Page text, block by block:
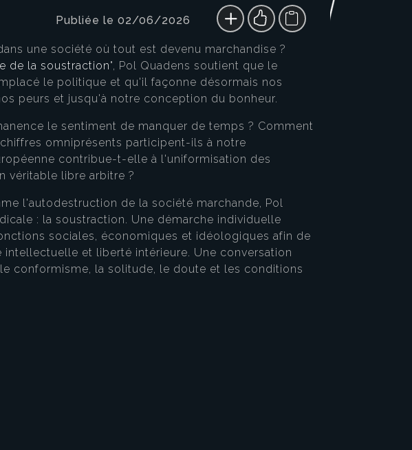
Publiée le 02/06/2026
une société où tout est devenu marchandise ?
de la soustraction", Pol Quadens soutient que le
le politique et qu'il façonne désormais nos
peurs et jusqu'à notre conception du bonheur.
le sentiment de manquer de temps ? Comment
omniprésents participent-ils à notre
contribue-t-elle à l'uniformisation des
véritable libre arbitre ?
l'autodestruction de la société marchande, Pol
: la soustraction. Une démarche individuelle
sociales, économiques et idéologiques afin de
et liberté intérieure. Une conversation
conformisme, la solitude, le doute et les conditions